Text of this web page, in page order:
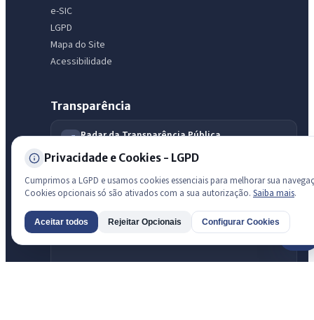
e-SIC
LGPD
Mapa do Site
Acessibilidade
Transparência
Radar da Transparência Pública
Diagnóstico Atricon
Índice de transparência
Privacidade e Cookies - LGPD
Cumprimos a LGPD e usamos cookies essenciais para melhorar sua
Cookies opcionais só são ativados com a sua autorização. Saiba mais.
Aceitar todos Rejeitar Opcionais Configurar Cookies